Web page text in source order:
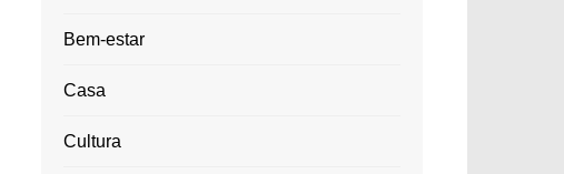
Bem-estar
Casa
Cultura